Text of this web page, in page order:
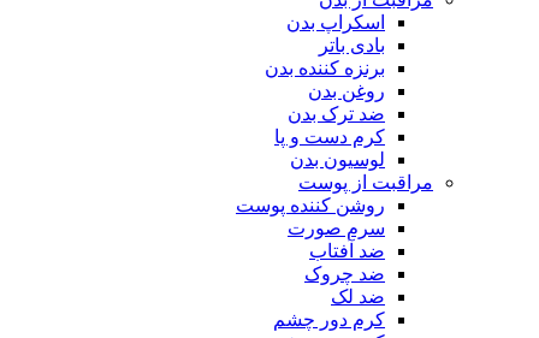
اسکراپ بدن
بادی باتر
برنزه کننده بدن
روغن بدن
ضد ترک بدن
کرم دست و پا
لوسیون بدن
مراقبت از پوست
روشن کننده پوست
سرم صورت
ضد آفتاب
ضد چروک
ضد لک
کرم دور چشم